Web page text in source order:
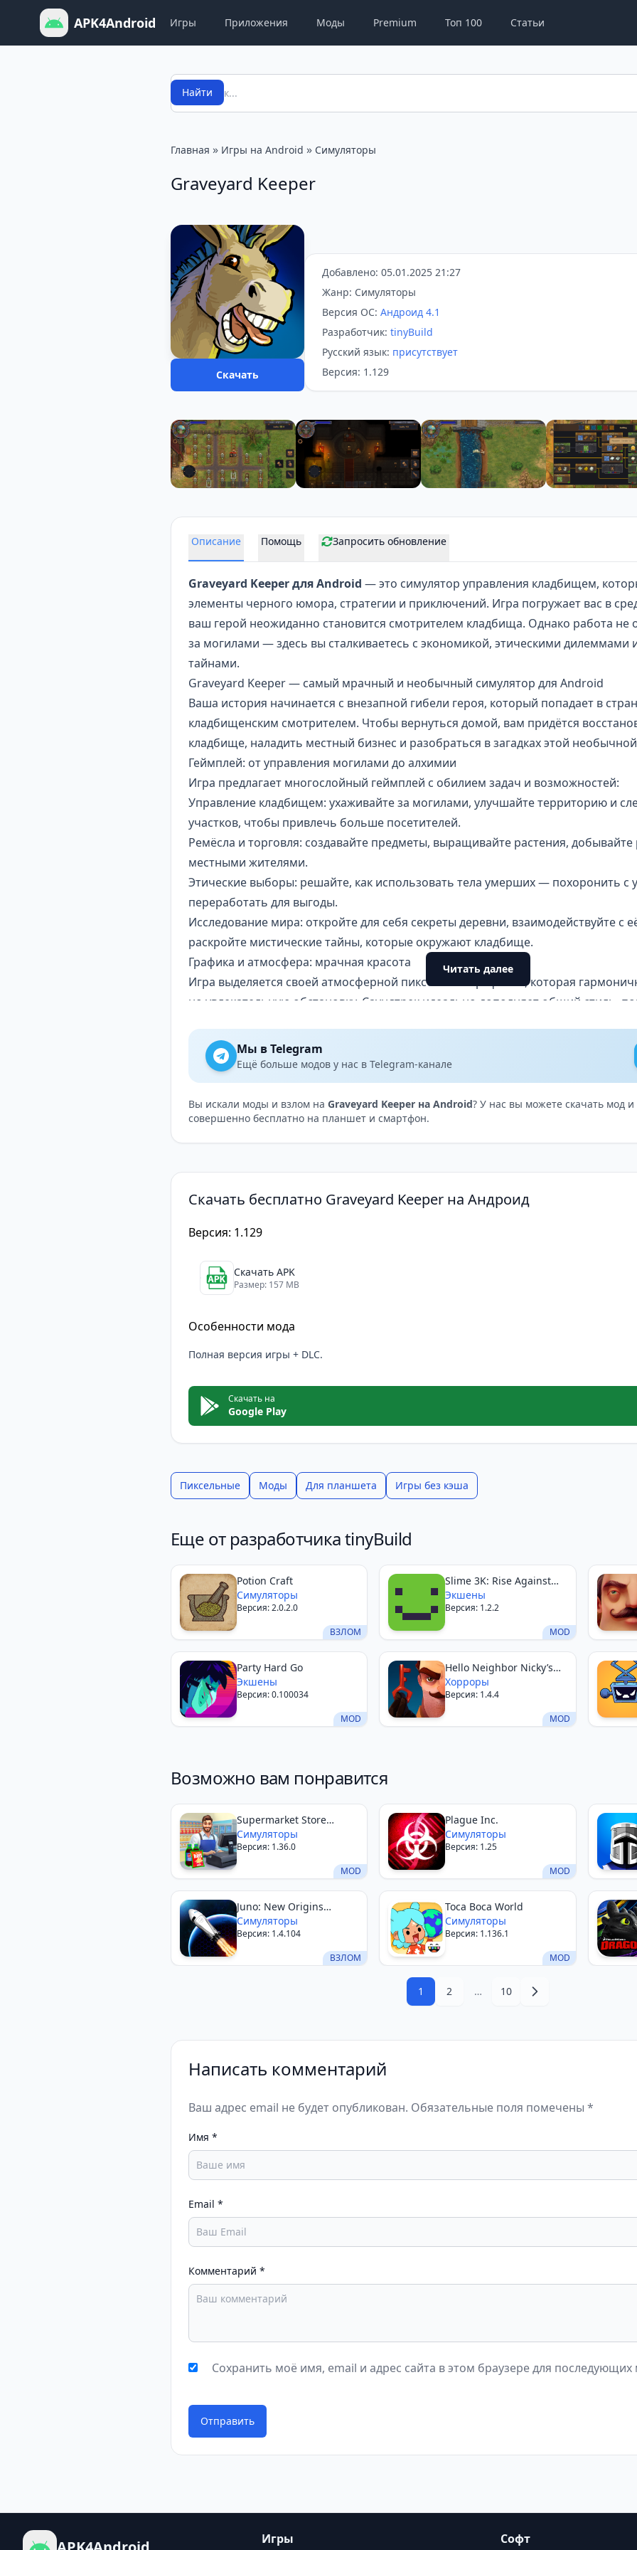
APK4Android Игры Приложения Моды Premium Топ 100 Статьи
Поиск
Найти
Главная » Игры на Android » Симуляторы
Graveyard Keeper
Скачать
Добавлено: 05.01.2025 21:27
Жанр: Симуляторы
Версия ОС: Андроид 4.1
Разработчик: tinyBuild
Русский язык: присутствует
Версия: 1.129
Описание Помощь Запросить обновление
Graveyard Keeper для Android — это симулятор управления кладбищем,
элементы черного юмора, стратегии и приключений. Игра погружает вас в
ваш герой неожиданно становится смотрителем кладбища. Однако работа не
за могилами — здесь вы сталкиваетесь с экономикой, этическими дилеммами
тайнами.
Graveyard Keeper — самый мрачный и необычный симулятор для Android
Ваша история начинается с внезапной гибели героя, который попадает в
кладбищенским смотрителем. Чтобы вернуться домой, вам придётся
кладбище, наладить местный бизнес и разобраться в загадках этой
Геймплей: от управления могилами до алхимии
Игра предлагает многослойный геймплей с обилием задач и возможностей:
Управление кладбищем: ухаживайте за могилами, улучшайте территорию и
участков, чтобы привлечь больше посетителей.
Ремёсла и торговля: создавайте предметы, выращивайте растения, добывайте
местными жителями.
Этические выборы: решайте, как использовать тела умерших — похоронить с
переработать для выгоды.
Исследование мира: откройте для себя секреты деревни, взаимодействуйте с
раскройте мистические тайны, которые окружают кладбище.
Графика и атмосфера: мрачная красота
Игра выделяется своей атмосферной пиксельной графикой, которая
но увлекательную обстановку. Саундтрек идеально дополняет общий стиль,
Почему стоит сыграть в Graveyard Keeper?
Graveyard Keeper — это не просто симулятор, а увлекательное приключение,
стратегии и чёрного юмора. Игра придётся по душе тем, кто ищет
игровые механики и возможность исследовать загадочный мир, полный тайн
Скачайте Graveyard Keeper и погрузитесь в захватывающую атмосферу
каждое ваше решение будет иметь свои последствия!
Читать далее
Мы в Telegram
Ещё больше модов у нас в Telegram-канале
Вы искали моды и взлом на Graveyard Keeper на Android? У нас вы можете скачать мод
совершенно бесплатно на планшет и смартфон.
Скачать бесплатно Graveyard Keeper на Андроид
Версия: 1.129
Скачать APK
Размер: 157 MB
Особенности мода
Полная версия игры + DLC.
Скачать на
Google Play
Пиксельные Моды Для планшета Игры без кэша
Еще от разработчика tinyBuild
ВЗЛОМ
Potion Craft
Симуляторы
Версия: 2.0.2.0
MOD
Slime 3K: Rise Against
Despot
Экшены
Версия: 1.2.2
MOD
Party Hard Go
Экшены
Версия: 0.100034
MOD
Hello Neighbor Nicky’s
Diaries
Хорроры
Версия: 1.4.4
Возможно вам понравится
MOD
Supermarket Store
Simulator
Симуляторы
Версия: 1.36.0
MOD
Plague Inc.
Симуляторы
Версия: 1.25
ВЗЛОМ
Juno: New Origins
Complete Ed.
Симуляторы
Версия: 1.4.104
MOD
Toca Boca World
Симуляторы
Версия: 1.136.1
1 2 … 10
Написать комментарий
Ваш адрес email не будет опубликован. Обязательные поля помечены *
Имя *
Email *
Комментарий *
Сохранить моё имя, email и адрес сайта в этом браузере для
Отправить
Игры Софт